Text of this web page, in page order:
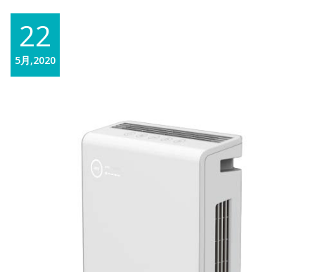
22
5月,2020